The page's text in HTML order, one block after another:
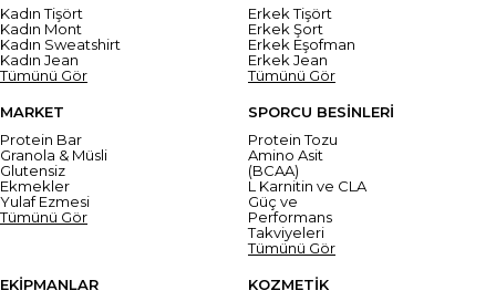
Kadın Tişört
Kadın Mont
Kadın Sweatshirt
Kadın Jean
Tümünü Gör
Erkek Tişört
Erkek Şort
Erkek Eşofman
Erkek Jean
Tümünü Gör
MARKET
Protein Bar
Granola & Müsli
Glutensiz
Ekmekler
Yulaf Ezmesi
Tümünü Gör
SPORCU BESİNLERİ
Protein Tozu
Amino Asit
(BCAA)
L Karnitin ve CLA
Güç ve
Performans
Takviyeleri
Tümünü Gör
EKİPMANLAR
KOZMETİK